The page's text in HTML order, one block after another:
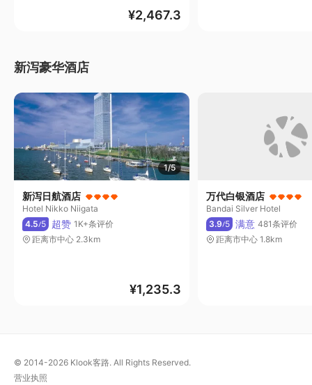
¥2,467.3
新泻豪华酒店
1/5
新泻日航酒店
Hotel Nikko Niigata
4.5/5 超赞 1K+条评价
距离市中心 2.3km
¥1,235.3
万代白银酒店
Bandai Silver Hotel
3.9/5 满意 481条评价
距离市中心 1.8km
© 2014-2026 Klook客路. All Rights Reserved.
营业执照